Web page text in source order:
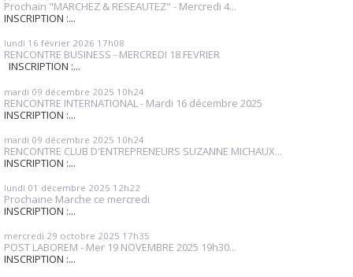
Prochain "MARCHEZ & RESEAUTEZ" - Mercredi 4...
INSCRIPTION :...
lundi 16 février 2026 17h08
RENCONTRE BUSINESS - MERCREDI 18 FEVRIER
INSCRIPTION :...
mardi 09 décembre 2025 10h24
RENCONTRE INTERNATIONAL - Mardi 16 décembre 2025
INSCRIPTION :...
mardi 09 décembre 2025 10h24
RENCONTRE CLUB D'ENTREPRENEURS SUZANNE MICHAUX...
INSCRIPTION :...
lundi 01 décembre 2025 12h22
Prochaine Marche ce mercredi
INSCRIPTION :...
mercredi 29 octobre 2025 17h35
POST LABOREM - Mer 19 NOVEMBRE 2025 19h30...
INSCRIPTION :...